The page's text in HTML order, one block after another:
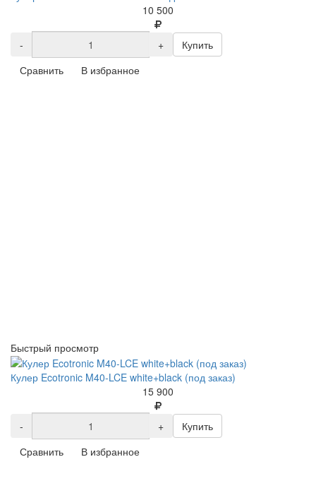
10 500
- +
Купить
Сравнить
В избранное
Быстрый просмотр
Кулер Ecotronic M40-LCE white+black (под заказ)
15 900
- +
Купить
Сравнить
В избранное